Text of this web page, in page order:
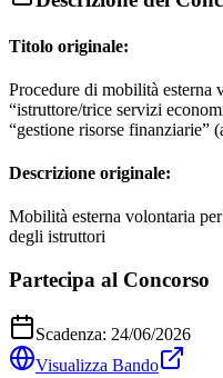
Titolo originale:
Procedure di mobilità esterna
“istruttore/trice servizi
“gestione risorse finanziarie”
Descrizione originale:
Mobilità esterna volontaria
degli istruttori
Partecipa al Concorso
Scadenza: 24/06/2026
Visualizza Bando